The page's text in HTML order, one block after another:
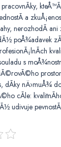
a
nerozhodÃ­ ani
poÅ¾adavek
s
dÃ­ky nÄ›muÅ¾
cÃ­le:
udivuje